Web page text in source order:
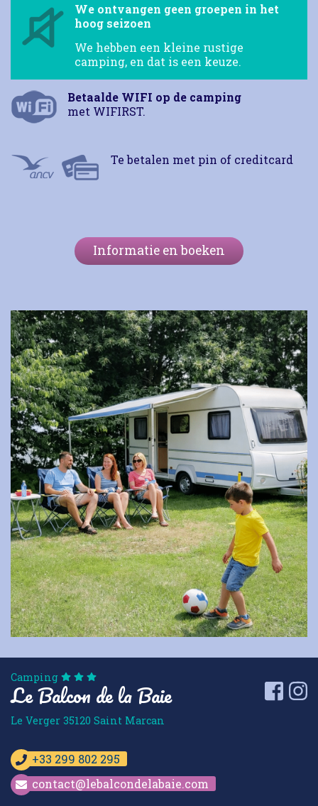
We ontvangen geen groepen in het
hoog seizoen
We hebben een kleine rustige
camping, en dat is een keuze.
Betaalde WIFI op de camping
met WIFIRST.
Te betalen met pin of creditcard
Informatie en boeken
Camping
Le Balcon de la Baie
Le Verger 35120 Saint Marcan
+33 299 802 295
contact@lebalcondelabaie.com